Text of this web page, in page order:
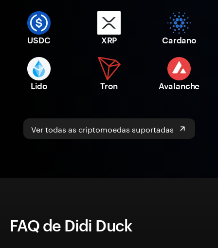
USDC XRP Cardano
Lido Tron Avalanche
Ver todas as criptomoedas suportadas
FAQ de Didi Duck